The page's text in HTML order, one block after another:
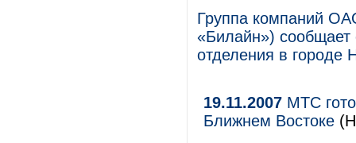
Группа компаний
«Билайн») сообщает
отделения в
19.11.2007 МТС
Ближнем Востоке